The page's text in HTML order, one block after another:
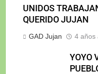
UNIDOS
QUERIDO JUJAN
GAD Jujan 4 años
YOYO